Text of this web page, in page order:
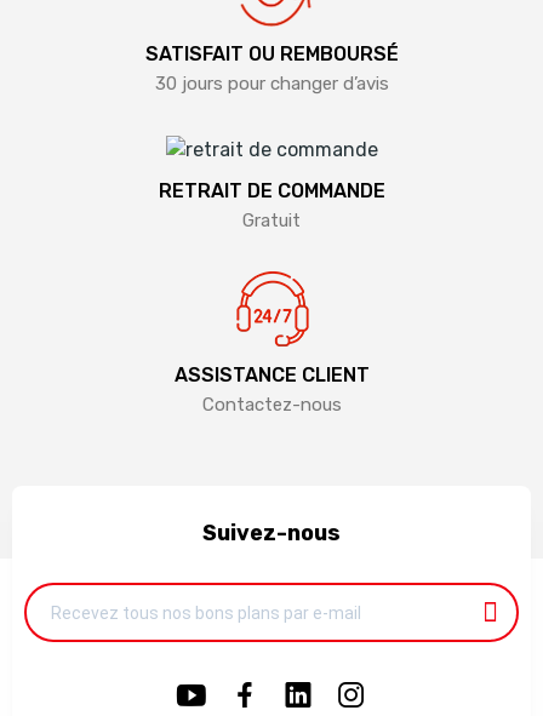
SATISFAIT OU REMBOURSÉ
30 jours pour changer d’avis
RETRAIT DE COMMANDE
Gratuit
ASSISTANCE CLIENT
Contactez-nous
Suivez-nous